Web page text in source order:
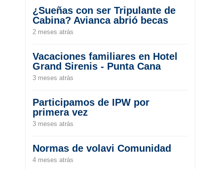
¿Sueñas con ser Tripulante de
Cabina? Avianca abrió becas
2 meses atrás
Vacaciones familiares en Hotel
Grand Sirenis - Punta Cana
3 meses atrás
Participamos de IPW por
primera vez
3 meses atrás
Normas de volavi Comunidad
4 meses atrás